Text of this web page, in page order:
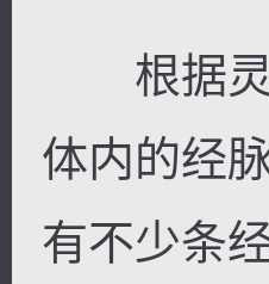
根据灵
体内的经
有不少条